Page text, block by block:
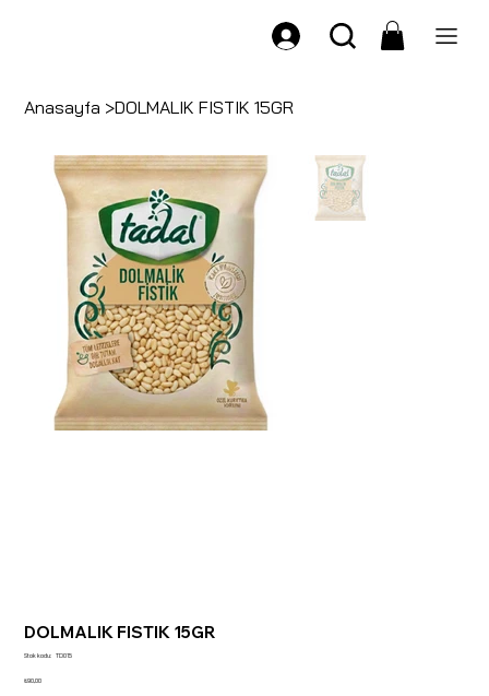
Anasayfa >DOLMALIK FISTIK 15GR
DOLMALIK FISTIK 15GR
Stok kodu: Stok
TD015
Fiyat
₺90,00